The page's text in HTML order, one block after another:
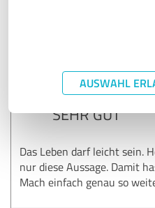
AUSWAHL
5,00 von 5
SEHR GUT
Das Leben darf leicht sein.
nur diese Aussage. Damit
Mach einfach genau so